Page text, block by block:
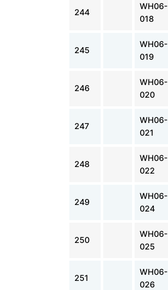
244
WH06-
018
245
WH06-
019
246
WH06-
020
247
WH06-
021
248
WH06-
022
249
WH06-
024
250
WH06-
025
251
WH06-
026